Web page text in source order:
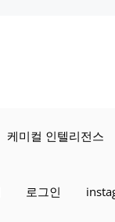
케미컬 인텔리전스
로그인